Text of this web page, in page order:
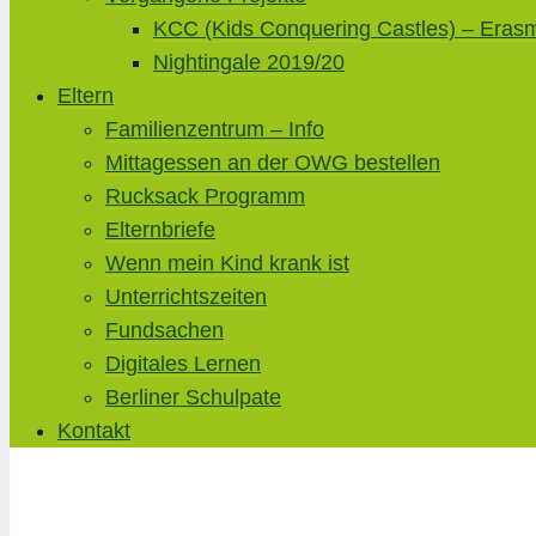
KCC (Kids Conquering Castles) –
Nightingale 2019/20
Eltern
Familienzentrum – Info
Mittagessen an der OWG bestellen
Rucksack Programm
Elternbriefe
Wenn mein Kind krank ist
Unterrichtszeiten
Fundsachen
Digitales Lernen
Berliner Schulpate
Kontakt